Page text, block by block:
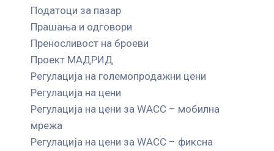
Податоци за пазар
Прашања и одговори
Преносливост на броеви
Проект МАДРИД
Регулација на големопродажни цени
Регулација на цени
Регулација на цени за WACC – мобилна
мрежа
Регулација на цени за WACC – фиксна